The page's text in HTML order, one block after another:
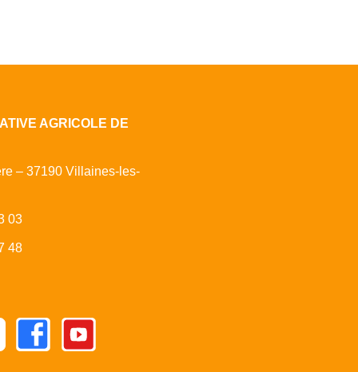
AGRICOLE DE
– 37190 Villaines-les-
03
48
FacebookYoutube